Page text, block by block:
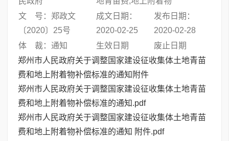
文 号：郑政文
〔2020〕25号
成文日期：
2020-02-25
发布日期：
2020-02-28
体 裁：通知
生效日期
废止日期
郑州市人民政府关于调整国家建设征收集体土地青苗
费和地上附着物补偿标准的通知附件
郑州市人民政府关于调整国家建设征收集体土地青苗
费和地上附着物补偿标准的通知.pdf
郑州市人民政府关于调整国家建设征收集体土地青苗
费和地上附着物补偿标准的通知 附件.pdf